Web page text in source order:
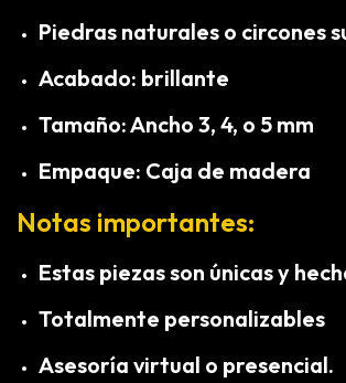
Piedras naturales o circones
Acabado: brillante
Tamaño: Ancho 3, 4, o 5 mm
Empaque: Caja de madera
Notas importantes:
Estas piezas son únicas y
Totalmente personalizables
Asesoría virtual o presencial.